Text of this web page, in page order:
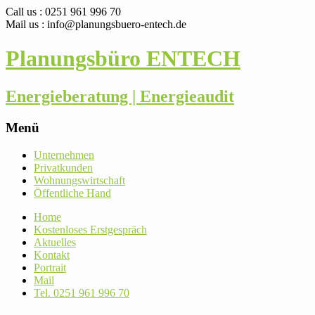
Call us : 0251 961 996 70
Mail us : info@planungsbuero-entech.de
Planungsbüro ENTECH
Energieberatung | Energieaudit
Menü
Skip
content
Unter­nehmen
Pri­vat­kunden
Woh­nungs­wirt­schaft
Öffent­liche Hand
Home
Kos­ten­loses Erstgespräch
Aktu­elles
Kontakt
Por­trait
Mail
Tel. 0251 961 996 70